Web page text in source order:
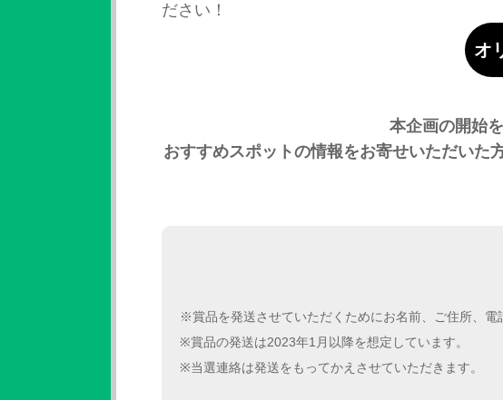
ださい！
オ
本企画の開始
おすすめスポットの情報をお寄せいただいた
※賞品を発送させていただくためにお名前、ご住所、電
※賞品の発送は2023年1月以降を想定しています。
※当選連絡は発送をもってかえさせていただきます。